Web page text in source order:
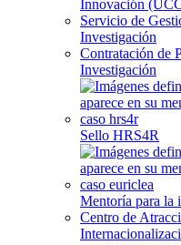
Innovación
Servicio de
Investigación
Contratación de
Investigación
Sello HRS4R
Mentoría para la
Centro de